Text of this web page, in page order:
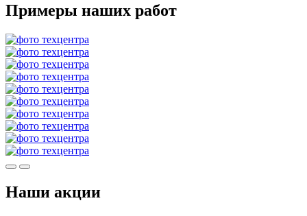
Примеры наших работ
Наши акции